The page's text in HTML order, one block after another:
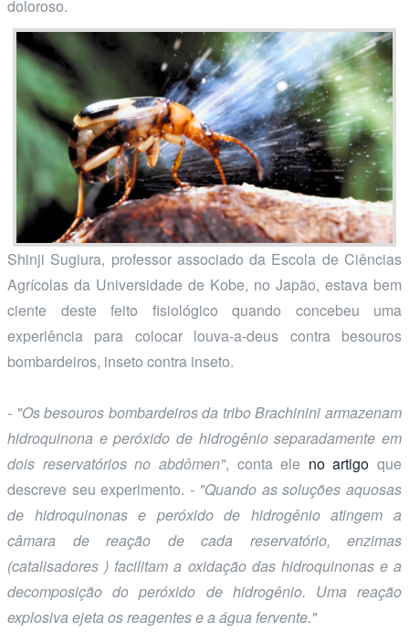
doloroso.
Shinji Sugiura, professor associado da Escola de Ciências
Agrícolas da Universidade de Kobe, no Japão, estava bem
ciente deste feito fisiológico quando concebeu uma
experiência para colocar louva-a-deus contra besouros
bombardeiros, inseto contra inseto.
- "Os besouros bombardeiros da tribo Brachinini armazenam
hidroquinona e peróxido de hidrogênio separadamente em
dois reservatórios no abdômen", conta ele no artigo que
descreve seu experimento. - "Quando as soluções aquosas
de hidroquinonas e peróxido de hidrogênio atingem a
câmara de reação de cada reservatório, enzimas
(catalisadores ) facilitam a oxidação das hidroquinonas e a
decomposição do peróxido de hidrogênio. Uma reação
explosiva ejeta os reagentes e a água fervente."